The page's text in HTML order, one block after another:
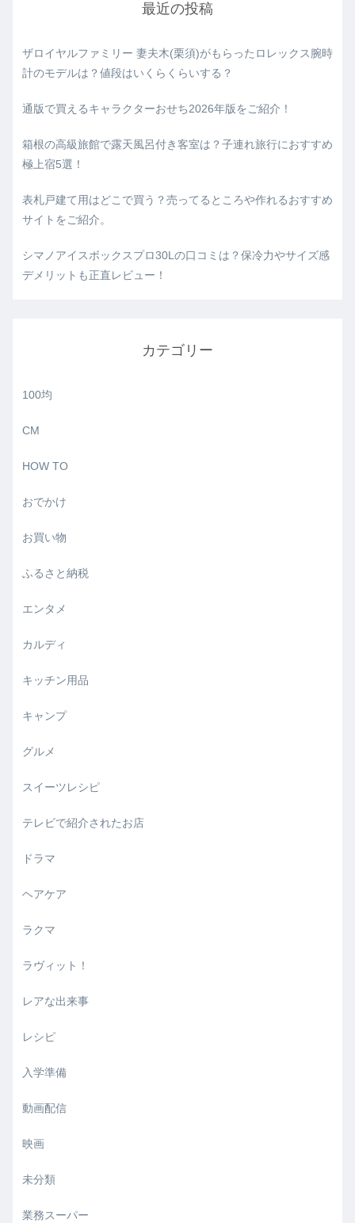
最近の投稿
ザロイヤルファミリー 妻夫木(栗須)がもらったロレックス腕時
計のモデルは？値段はいくらくらいする？
通版で買えるキャラクターおせち2026年版をご紹介！
箱根の高級旅館で露天風呂付き客室は？子連れ旅行におすすめ
極上宿5選！
表札戸建て用はどこで買う？売ってるところや作れるおすすめ
サイトをご紹介。
シマノアイスボックスプロ30Lの口コミは？保冷力やサイズ感
デメリットも正直レビュー！
カテゴリー
100均
CM
HOW TO
おでかけ
お買い物
ふるさと納税
エンタメ
カルディ
キッチン用品
キャンプ
グルメ
スイーツレシピ
テレビで紹介されたお店
ドラマ
ヘアケア
ラクマ
ラヴィット！
レアな出来事
レシピ
入学準備
動画配信
映画
未分類
業務スーパー